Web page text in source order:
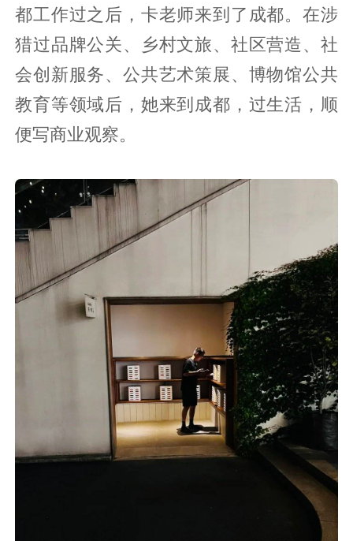
都工作过之后，卡老师来到了成都。在涉
猎过品牌公关、乡村文旅、社区营造、社
会创新服务、公共艺术策展、博物馆公共
教育等领域后，她来到成都，过生活，顺
便写商业观察。